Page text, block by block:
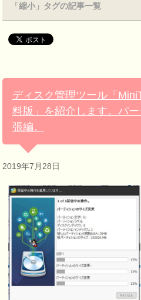
「縮小」タグの記事一覧
ディスク管理ツール「
料版」を紹介します。パ
張編。
2019年7月28日